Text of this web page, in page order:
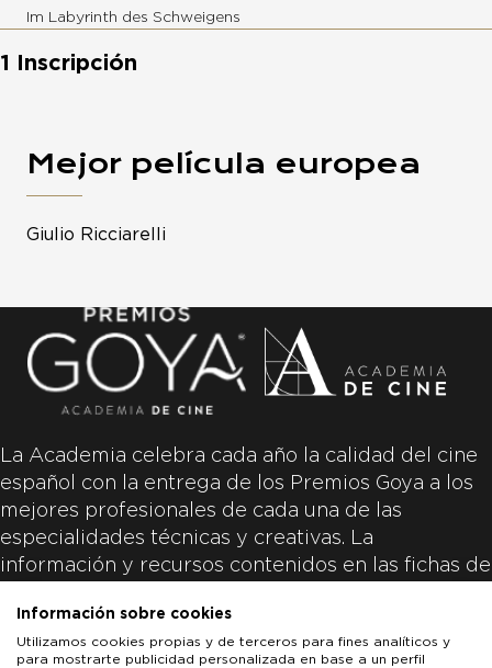
Im Labyrinth des Schweigens
1 Inscripción
Mejor película europea
Giulio Ricciarelli
La Academia celebra cada año la calidad del cine
español con la entrega de los Premios Goya a los
mejores profesionales de cada una de las
especialidades técnicas y creativas. La
información y recursos contenidos en las fichas de
productoras de las películas y responsabilidad
única y exclusiva de las mismas.
Información sobre cookies
Utilizamos cookies propias y de terceros para fines analíticos y
para mostrarte publicidad personalizada en base a un perfil